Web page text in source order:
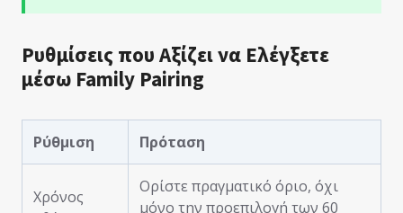
Ρυθμίσεις που Αξίζει να Ελέγξετε
μέσω Family Pairing
Ρύθμιση Πρόταση
Χρόνος
Ορίστε πραγματικό όριο, όχι
μόνο την προεπιλογή των 60